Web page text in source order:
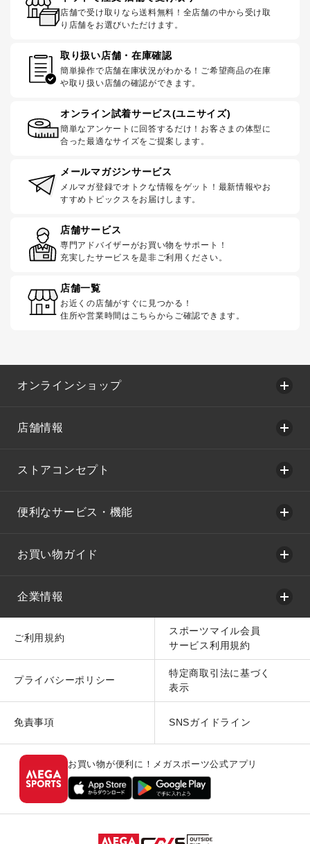
店舗で受け取りなら送料無料！全店舗の中から受け取
り店舗をお選びいただけます。
取り扱い店舗・在庫確認
簡単操作で店舗在庫状況がわかる！ご希望商品の在庫
や取り扱い店舗の確認ができます。
オンライン試着サービス(ユニサイズ)
簡単なアンケートに回答するだけ！お客さまの体型に
合った最適なサイズをご提案します。
メールマガジンサービス
メルマガ登録でオトクな情報をゲット！最新情報やお
すすめトピックスをお届けします。
店舗サービス
専門アドバイザーがお買い物をサポート！
充実したサービスを是非ご利用ください。
店舗一覧
お近くの店舗がすぐに見つかる！
住所や営業時間はこちらからご確認できます。
オンラインショップ
店舗情報
ストアコンセプト
便利なサービス・機能
お買い物ガイド
企業情報
ご利用規約
スポーツマイル会員
サービス利用規約
プライバシーポリシー
特定商取引法に基づく
表示
免責事項 SNSガイドライン
お買い物が便利に！メガスポーツ公式アプリ